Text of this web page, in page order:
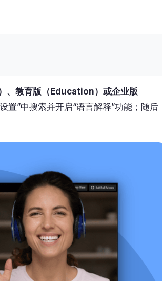
、教育版（Education）或企业版
置”中搜索并开启“语言解释”功能；随后